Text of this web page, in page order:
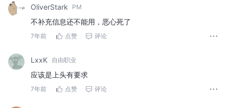
OliverStark PM
不补充信息还不能用，恶心死了
7年前 点赞 评论
LxxK 自由职业
应该是上头有要求
7年前 点赞 评论